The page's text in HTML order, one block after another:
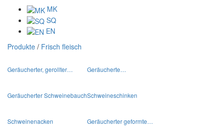
MK
SQ
EN
Produkte / Frisch fleisch
Geräucherter, gerollter… Geräucherte…
Geräucherter SchweinebauchSchweineschinken
Schweinenacken Geräucherter geformte…